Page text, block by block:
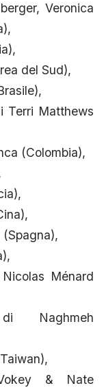
Veronica
del Sud),
Terri Matthews
(Colombia),
Ménard
Naghmeh
& Nate